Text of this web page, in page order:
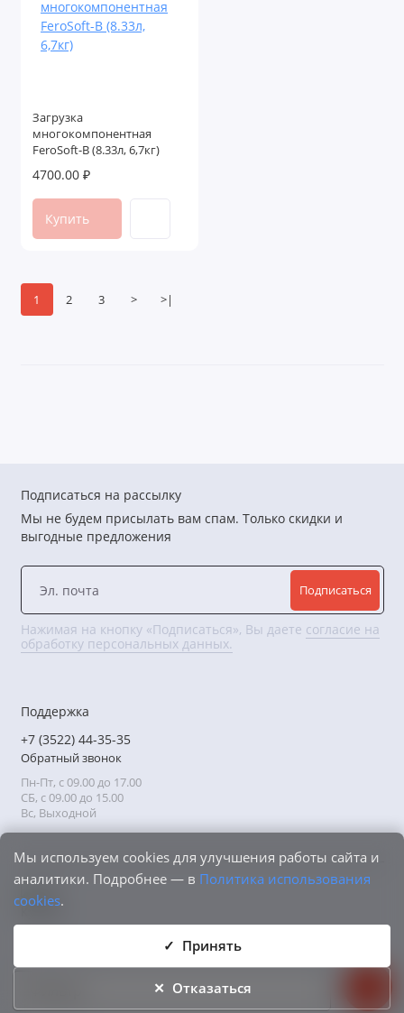
Загрузка
многокомпонентная
FeroSoft-B (8.33л, 6,7кг)
4700.00 ₽
Купить
1 2 3 > >|
Мы используем cookies для улучшения работы сайта и
аналитики. Подробнее — в Политика использования
cookies.
Принять
Отказаться
Подписаться на рассылку
Мы не будем присылать вам спам. Только скидки и
выгодные предложения
Подписаться
Нажимая на кнопку «Подписаться», Вы даете согласие на
обработку персональных данных.
Поддержка
+7 (3522) 44-35-35
Обратный звонок
Пн-Пт, с 09.00 до 17.00
СБ, с 09.00 до 15.00
Вс, Выходной